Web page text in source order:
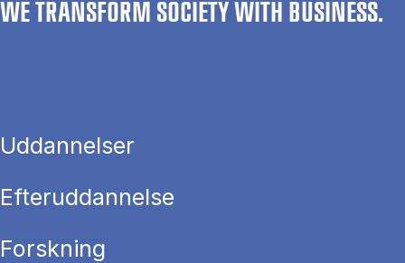
WE TRANSFORM SOCIETY WITH BUSINESS.
Uddannelser
Efteruddannelse
Forskning